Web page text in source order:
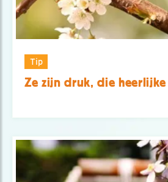
Tip
Ze zijn druk, die heerlijke